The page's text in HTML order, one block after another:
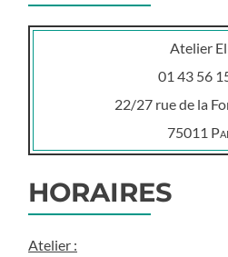
Atelier
01 43 56
22/27 rue de la
75011
HORAIRES
Atelier :